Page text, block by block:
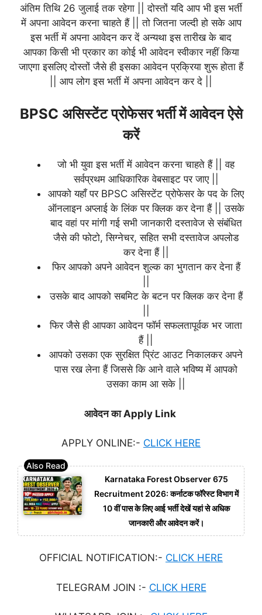
अंतिम तिथि 26 जुलाई तक रहेगा || दोस्तों यदि आप भी इस भर्ती
में अपना आवेदन करना चाहते हैं || तो जितना जल्दी हो सके आप
इस भर्ती में अपना आवेदन कर दें अन्यथा इस तारीख के बाद
आपका किसी भी प्रकार का कोई भी आवेदन स्वीकार नहीं किया
जाएगा इसलिए दोस्तों जैसे ही इसका आवेदन प्रक्रिया शुरू होता हैं
|| आप लोग इस भर्ती में अपना आवेदन कर दे ||
BPSC असिस्टेंट प्रोफेसर भर्ती में आवेदन ऐसे
करें
जो भी युवा इस भर्ती में आवेदन करना चाहते हैं || वह
सर्वप्रथम आधिकारिक वेबसाइट पर जाए ||
आपको यहाँ पर BPSC असिस्टेंट प्रोफेसर के पद के लिए
ऑनलाइन अप्लाई के लिंक पर क्लिक कर देना हैं || उसके
बाद वहां पर मांगी गई सभी जानकारी दस्तावेज से संबंधित
जैसे की फोटो, सिग्नेचर, सहित सभी दस्तावेज अपलोड
कर देना हैं ||
फिर आपको अपने आवेदन शुल्क का भुगतान कर देना हैं
उसके बाद आपको सबमिट के बटन पर क्लिक कर देना हैं
फिर जैसे ही आपका आवेदन फॉर्म सफलतापूर्वक भर जाता
हैं ||
आपको उसका एक सुरक्षित प्रिंट आउट निकालकर अपने
पास रख लेना हैं जिससे कि आने वाले भविष्य में आपको
उसका काम आ सके ||
आवेदन का Apply Link
APPLY ONLINE:- CLICK HERE
Karnataka Forest Observer 675
Recruitment 2026: कर्नाटक फॉरेस्ट विभाग में
10 वीं पास के लिए आई भर्ती देखें यहां से अधिक
जानकारी और आवेदन करें।
OFFICIAL NOTIFICATION:- CLICK HERE
TELEGRAM JOIN :- CLICK HERE